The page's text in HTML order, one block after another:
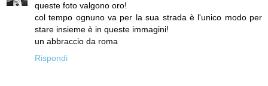
queste foto valgono oro!
col tempo ognuno va per la sua strada è l'unico modo per
stare insieme è in queste immagini!
un abbraccio da roma
Rispondi